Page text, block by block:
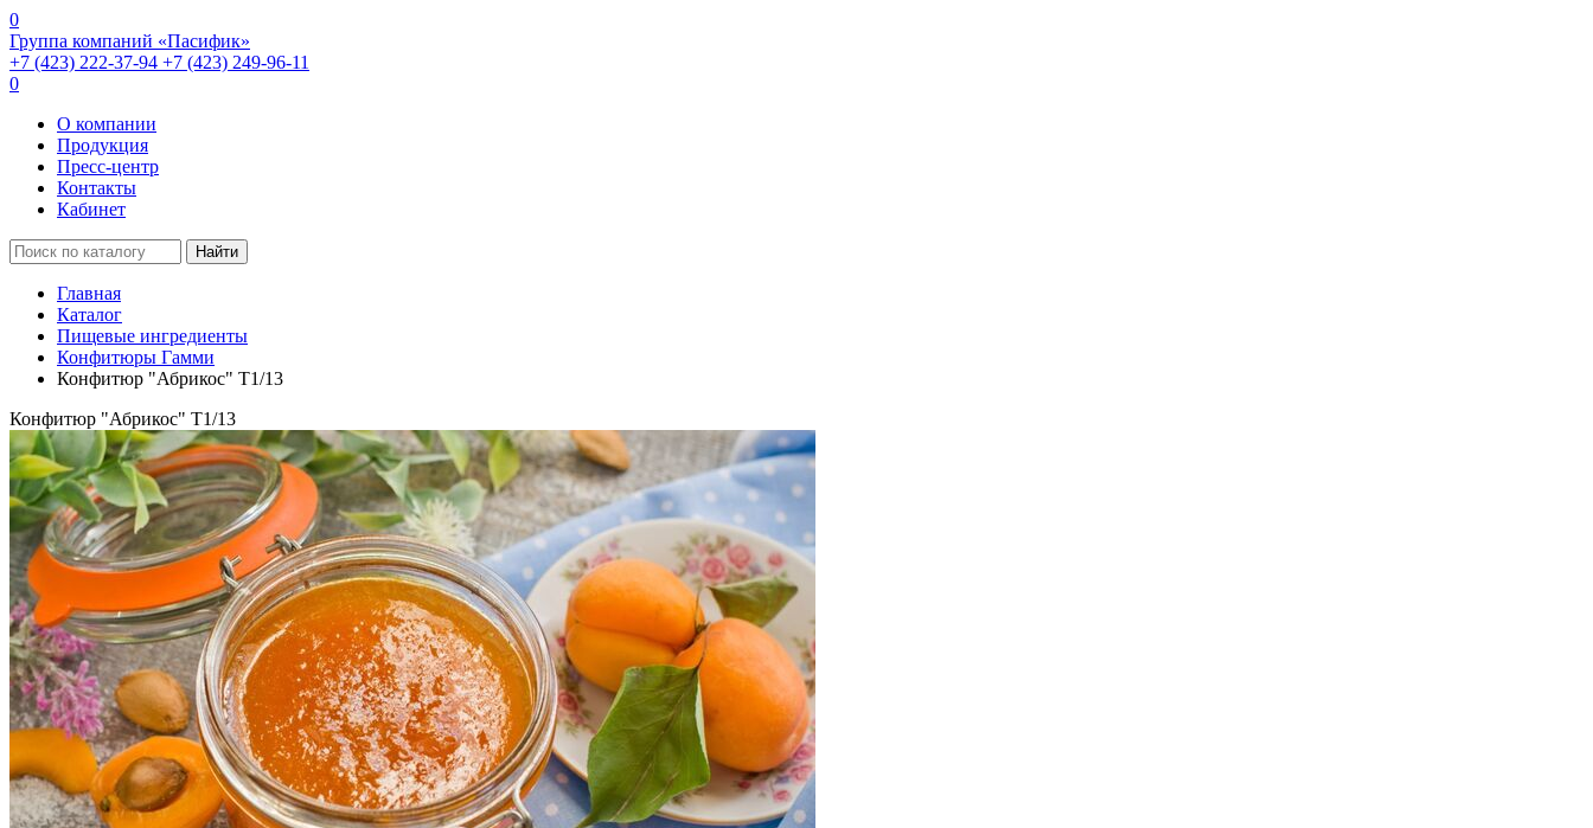
0
Группа компаний «Пасифик»
+7 (423) 222-37-94 +7 (423) 249-96-11
0
О компании
Продукция
Пресс-центр
Контакты
Кабинет
Найти
Главная
Каталог
Пищевые ингредиенты
Конфитюры Гамми
Конфитюр "Абрикос" Т1/13
Конфитюр "Абрикос" Т1/13